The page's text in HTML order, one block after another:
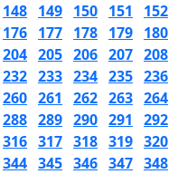
148 149 150 151 152
176 177 178 179 180
204 205 206 207 208
232 233 234 235 236
260 261 262 263 264
288 289 290 291 292
316 317 318 319 320
344 345 346 347 348